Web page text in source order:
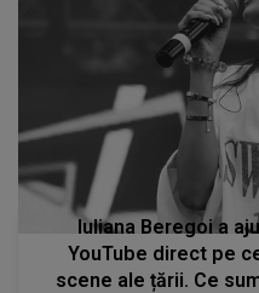
Iuliana Beregoi a
YouTube direct pe
scene ale țării. Ce